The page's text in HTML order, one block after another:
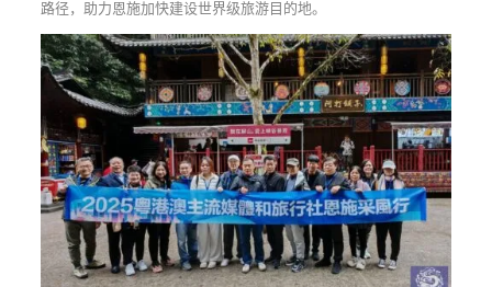
路径，助力恩施加快建设世界级旅游目的地。